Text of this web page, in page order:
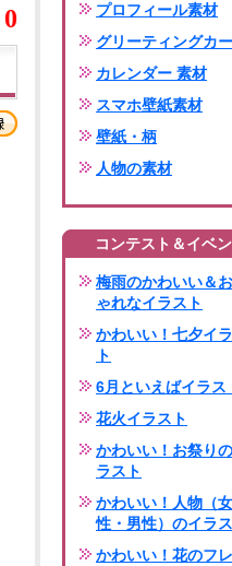
0
プロフィール素材
グリーティングカ
カレンダー 素材
スマホ壁紙素材
壁紙・柄
人物の素材
コンテスト＆イベ
梅雨のかわいい＆
ゃれなイラスト
かわいい！七夕イ
ト
6月といえばイラス
花火イラスト
かわいい！お祭り
ラスト
かわいい！人物（女
性・男性）のイラ
かわいい！花のフ